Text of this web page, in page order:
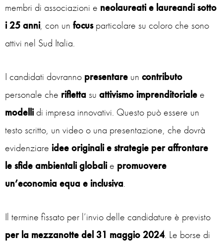
membri di associazioni e neolaureati e laureandisotto
i 25 anni, con un focusparticolare su coloro che sono
attivi nel Sud Italia.
I candidati dovranno presentare un contributo
personale che rifletta su attivismo imprenditoriale e
modellidi impresa innovativi. Questo può essere un
testo scritto, un video o una presentazione, che dovrà
evidenziare idee originali e strategie per affrontare
le sfide ambientali globalie promuovere
un’economia equa e inclusiva.
Il termine fissato per l’invio delle candidature è previsto
per la mezzanotte del 31 maggio 2024. Le borse di